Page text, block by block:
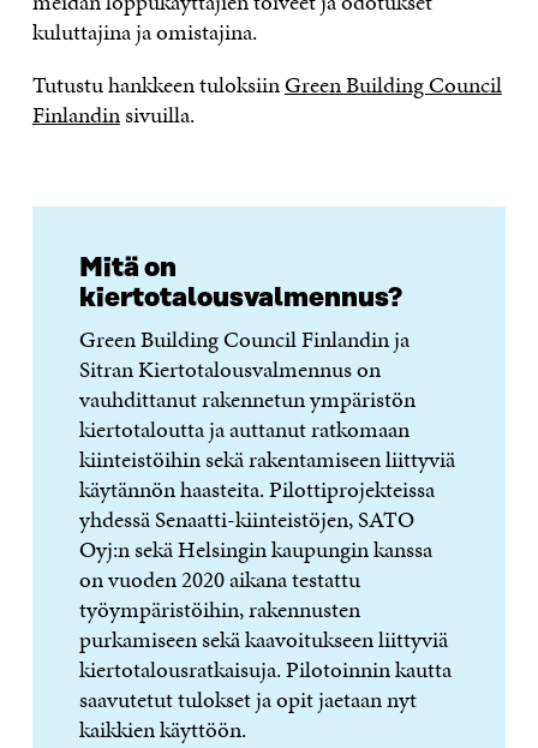
kuluttajina ja omistajina.
Tutustu hankkeen tuloksiinGreen Building Council
Finlandinsivuilla.
Mitä on
kiertotalousvalmennus?
Green Building Council Finlandin ja
Sitran Kiertotalousvalmennus on
vauhdittanut rakennetun ympäristön
kiertotaloutta ja auttanut ratkomaan
kiinteistöihin sekä rakentamiseen liittyviä
käytännön haasteita. Pilottiprojekteissa
yhdessä Senaatti-kiinteistöjen, SATO
Oyj:n sekä Helsingin kaupungin kanssa
on vuoden 2020 aikana testattu
työympäristöihin, rakennusten
purkamiseen sekä kaavoitukseen liittyviä
kiertotalousratkaisuja. Pilotoinnin kautta
saavutetut tulokset ja opit jaetaan nyt
kaikkien käyttöön.